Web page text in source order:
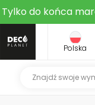
Tylko do końca
Polska